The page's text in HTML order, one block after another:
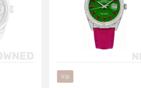
Vip